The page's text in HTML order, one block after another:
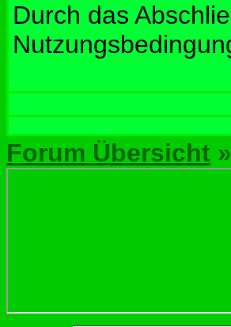
Durch das
Forum Übersicht